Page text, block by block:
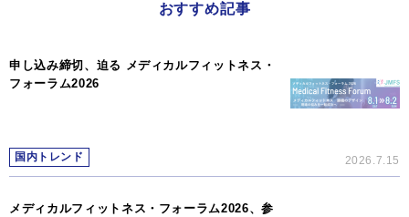
おすすめ記事
申し込み締切、迫る メディカルフィットネス・
フォーラム2026
国内トレンド 2026.7.15
メディカルフィットネス・フォーラム2026、参